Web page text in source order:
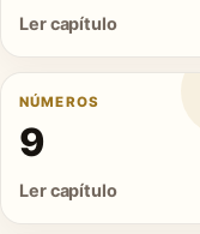
Ler capítulo
NÚMEROS
9
Ler capítulo